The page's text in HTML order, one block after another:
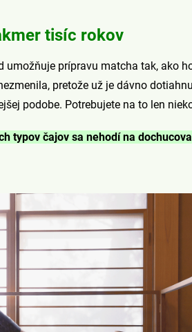
tisíc rokov
umožňuje prípravu matcha tak, ako
pretože už je dávno
podobe. Potrebujete na to len
typov čajov sa nehodí na